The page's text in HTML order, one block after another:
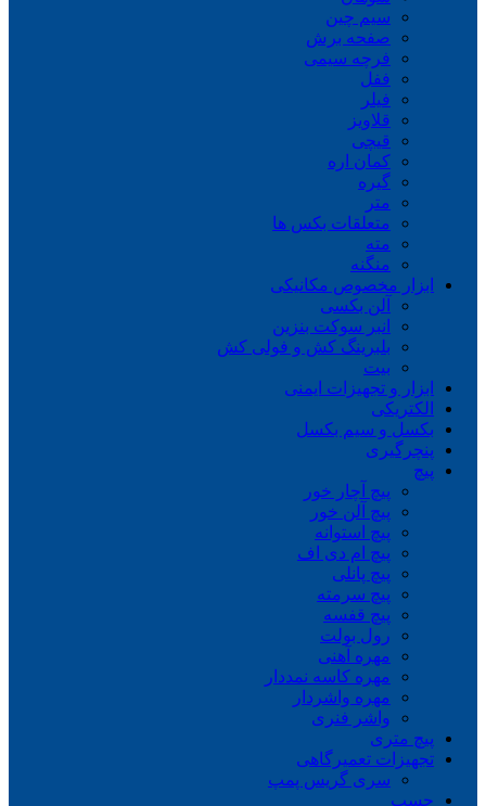
سیم چین
صفحه برش
فرچه سیمی
ففل
فیلر
قلاویز
قیچی
کمان اره
گیره
متر
متعلقات بکس ها
مته
منگنه
ابزار مخصوص مکانیکی
آلن بکسی
انبر سوکت بنزین
بلبرینگ کش و فولی کش
بیت
ابزار و تجهیزات ایمنی
الکتریکی
بکسل و سیم بکسل
پنچرگیری
پیچ
پیچ آچار خور
پیچ آلن خور
پیچ استوانه
پیچ ام دی اف
پیچ پانلی
پیچ سرمته
پیچ قفسه
رول بولت
مهره آهنی
مهره کاسه نمددار
مهره واشردار
واشر فنری
پیچ متری
تجهیزات تعمیرگاهی
سری گریس پمپ
چسب